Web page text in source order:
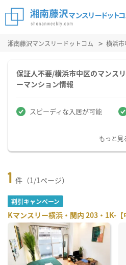
湘南藤沢マンスリードットコム 横浜市
保証人不要/横浜市中区のマンス
ーマンション情報
スピーディな入居が可能
もっと見
1 件（1/1ページ）
割引キャンペーン
Kマンスリー横浜・関内 203・1K-